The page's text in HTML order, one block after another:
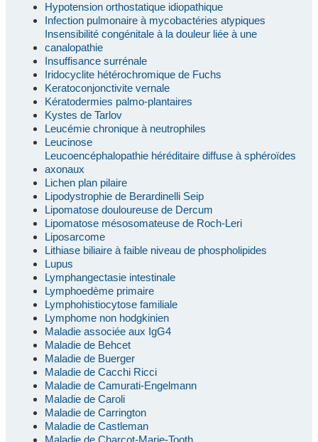
Hypotension orthostatique idiopathique
Infection pulmonaire à mycobactéries atypiques
Insensibilité congénitale à la douleur liée à une
canalopathie
Insuffisance surrénale
Iridocyclite hétérochromique de Fuchs
Keratoconjonctivite vernale
Kératodermies palmo-plantaires
Kystes de Tarlov
Leucémie chronique à neutrophiles
Leucinose
Leucoencéphalopathie héréditaire diffuse à sphéroïdes
axonaux
Lichen plan pilaire
Lipodystrophie de Berardinelli Seip
Lipomatose douloureuse de Dercum
Lipomatose mésosomateuse de Roch-Leri
Liposarcome
Lithiase biliaire à faible niveau de phospholipides
Lupus
Lymphangectasie intestinale
Lymphoedème primaire
Lymphohistiocytose familiale
Lymphome non hodgkinien
Maladie associée aux IgG4
Maladie de Behcet
Maladie de Buerger
Maladie de Cacchi Ricci
Maladie de Camurati-Engelmann
Maladie de Caroli
Maladie de Carrington
Maladie de Castleman
Maladie de Charcot-Marie-Tooth